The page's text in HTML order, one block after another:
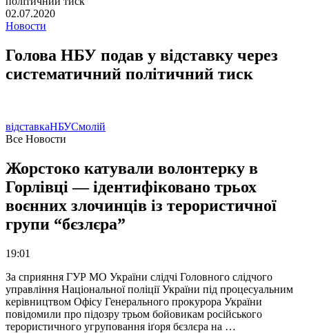
02.07.2020
Новости
Голова НБУ подав у відставку через
систематичний політичний тиск
відставкаНБУСмолій
Все Новости
Жорстоко катували волонтерку в
Горлівці — ідентифіковано трьох
воєнних злочинців із терористичної
групи “бєзлєра”
19:01
За сприяння ГУР МО України слідчі Головного слідчого
управління Національної поліції України під процесуальним
керівництвом Офісу Генерального прокурора України
повідомили про підозру трьом бойовикам російського
терористичного угруповання іґоря бєзлєра на …